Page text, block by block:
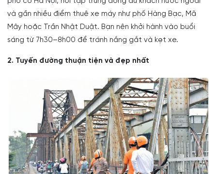
và gần nhiều điểm thuê xe máy như phố Hàng Bạc, Mã
Mây hoặc Trần Nhật Duật. Bạn nên khởi hành vào buổi
sáng từ 7h30–8h00 để tránh nắng gắt và kẹt xe.
2. Tuyến đường thuận tiện và đẹp nhất